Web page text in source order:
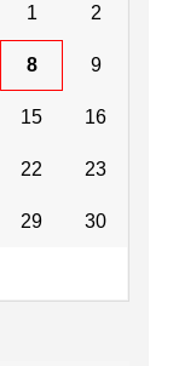
1 2
8 9
15 16
22 23
29 30